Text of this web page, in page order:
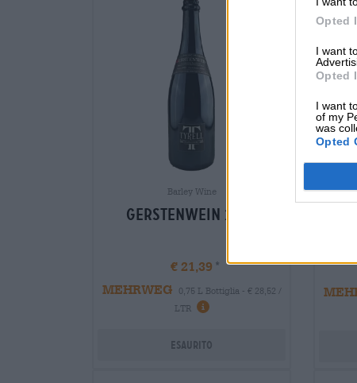
Opted
I want
Opted
I want
of my
was
Opted
Barley Wine
Gerstenwein 2023
€ 21,39
MEHRWEG
0,75 L Bottiglia - € 28,52 /
LTR
Informazioni
Esaurito